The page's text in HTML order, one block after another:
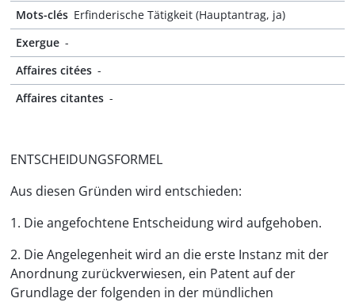
Mots-clés Erfinderische Tätigkeit (Hauptantrag, ja)
Exergue -
Affaires citées -
Affaires citantes -
ENTSCHEIDUNGSFORMEL
Aus diesen Gründen wird entschieden:
1. Die angefochtene Entscheidung wird aufgehoben.
2. Die Angelegenheit wird an die erste Instanz mit der
Anordnung zurückverwiesen, ein Patent auf der
Grundlage der folgenden in der mündlichen